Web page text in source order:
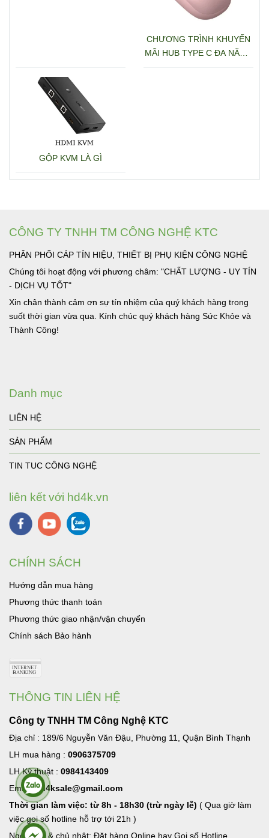
CHƯƠNG TRÌNH KHUYẾN
MÃI HUB TYPE C ĐA NĂNG
GỘP KVM LÀ GÌ
CÔNG TY TNHH TM CÔNG NGHỆ KTC
PHÂN PHỐI CÁP TÍN HIỆU, THIẾT BỊ PHỤ KIỆN CÔNG NGHỆ
Chúng tôi hoạt động với phương châm: "CHẤT LƯỢNG - UY TÍN
- DỊCH VỤ TỐT"
Xin chân thành cảm ơn sự tín nhiệm của quý khách hàng trong
suốt thời gian vừa qua. Kính chúc quý khách hàng Sức Khỏe và
Thành Công!
Danh mục
LIÊN HỆ
SẢN PHẨM
TIN TUC CÔNG NGHỆ
liên kết với hd4k.vn
CHÍNH SÁCH
Hướng dẫn mua hàng
Phương thức thanh toán
Phương thức giao nhận/vận chuyển
Chính sách Bảo hành
THÔNG TIN LIÊN HỆ
Công ty TNHH TM Công Nghệ KTC
Địa chỉ : 189/6 Nguyễn Văn Đậu, Phường 11, Quận Bình Thạnh
LH mua hàng : 0906375709
LH Kỹ thuật : 0984143409
Email:hd4ksale@gmail.com
Thời gian làm việc: từ 8h - 18h30 (trừ ngày lễ) ( Qua giờ làm
việc goi số hotline hỗ trợ tới 21h )
Ngoài giờ & chủ nhật: Đặt hàng Online hay Gọi số Hotline